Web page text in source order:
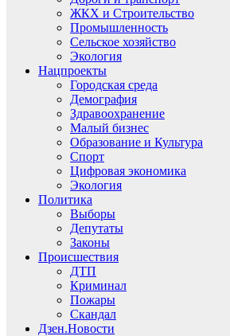
ЖКХ и Строительство
Промышленность
Сельское хозяйство
Экология
Нацпроекты
Городская среда
Демография
Здравоохранение
Малый бизнес
Образование и Культура
Спорт
Цифровая экономика
Экология
Политика
Выборы
Депутаты
Законы
Происшествия
ДТП
Криминал
Пожары
Скандал
Дзен.Новости